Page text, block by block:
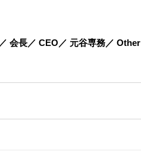
会長 CEO 元谷専務 Other